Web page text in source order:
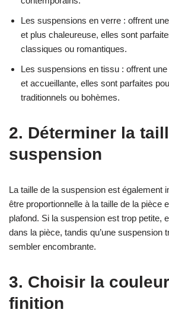
Les suspensions en verre : offrent
et plus chaleureuse, elles sont
classiques ou romantiques.
Les suspensions en tissu : offrent
et accueillante, elles sont parfaites
traditionnels ou bohèmes.
2. Déterminer la
suspension
La taille de la suspension est également
être proportionnelle à la taille de la pièce
plafond. Si la suspension est trop petite,
dans la pièce, tandis qu’une suspension
sembler encombrante.
3. Choisir la
finition